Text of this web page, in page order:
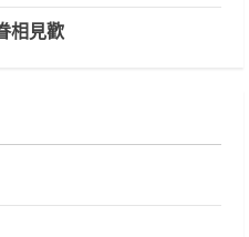
相見歡